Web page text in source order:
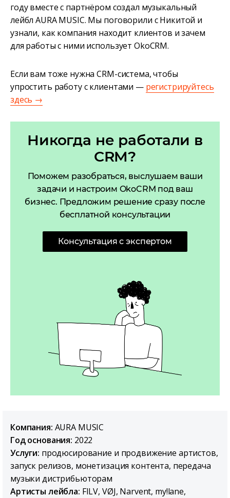
году вместе с партнёром создал музыкальный
лейбл AURA MUSIC. Мы поговорили с Никитой и
узнали, как компания находит клиентов и зачем
для работы с ними использует OkoCRM.
Если вам тоже нужна CRM-система, чтобы
упростить работу с клиентами — регистрируйтесь
здесь →
Никогда не работали в
CRM?
Поможем разобраться, выслушаем ваши
задачи и настроим OkoCRM под ваш
бизнес. Предложим решение сразу после
бесплатной консультации
Консультация с экспертом
Компания: AURA MUSIC
Год основания: 2022
Услуги: продюсирование и продвижение артистов,
запуск релизов, монетизация контента, передача
музыки дистрибьюторам
Артисты лейбла: FILV, VØJ, Narvent, my!lane,